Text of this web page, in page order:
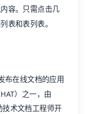
容。只需点击几
表和表列表。
布在线文档的应用
） 之一，由
术文档工程师开